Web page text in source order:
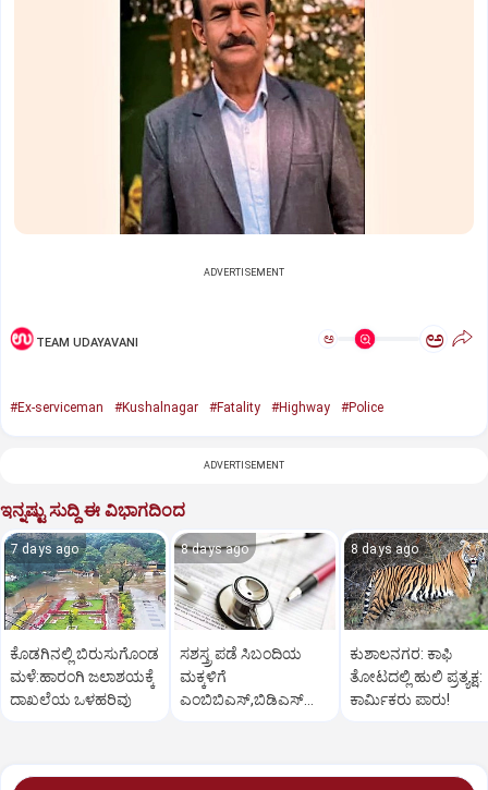
ADVERTISEMENT
TEAM UDAYAVANI ಅ ಅ
#Ex-serviceman #Kushalnagar #Fatality #Highway #Police
ADVERTISEMENT
ಇನ್ನಷ್ಟು ಸುದ್ದಿ ಈ ವಿಭಾಗದಿಂದ
7 days ago
ಕೊಡಗಿನಲ್ಲಿ ಬಿರುಸುಗೊಂಡ
ಮಳೆ:ಹಾರಂಗಿ ಜಲಾಶಯಕ್ಕೆ
ದಾಖಲೆಯ ಒಳಹರಿವು
8 days ago
ಸಶಸ್ತ್ರ ಪಡೆ ಸಿಬಂದಿಯ
ಮಕ್ಕಳಿಗೆ
ಎಂಬಿಬಿಎಸ್‌,ಬಿಡಿಎಸ್‌
8 days ago
ಕುಶಾಲನಗರ: ಕಾಫಿ
ತೋಟದಲ್ಲಿ ಹುಲಿ ಪ್ರತ್ಯಕ್ಷ:
ಕಾರ್ಮಿಕರು ಪಾರು!